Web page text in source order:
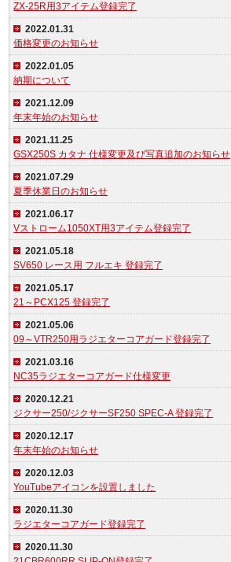
ZX-25R用3アイテム登録完了
2022.01.31
価格変更のお知らせ
2022.01.05
納期について
2021.12.09
年末年始のお知らせ
2021.11.25
GSX250S カタナ 仕様変更及び写真追加のお知らせ
2021.07.29
夏季休業日のお知らせ
2021.06.17
Vストローム1050XT用3アイテム登録完了
2021.05.18
SV650 レース用 フルエキ 登録完了
2021.05.17
21～PCX125 登録完了
2021.05.06
09～VTR250用ラジエターコアガード登録完了
2021.03.16
NC35ラジエターコアガード仕様変更
2020.12.21
ジクサー250/ジクサーSF250 SPEC-A 登録完了
2020.12.17
年末年始のお知らせ
2020.12.03
YouTubeアイコンを設置しました
2020.11.30
ラジエターコアガード登録完了
2020.11.30